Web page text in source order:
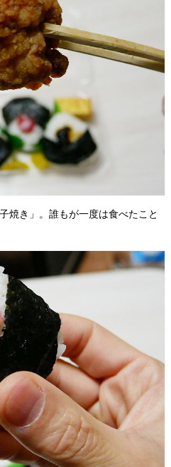
焼き」。誰もが一度は食べたこと